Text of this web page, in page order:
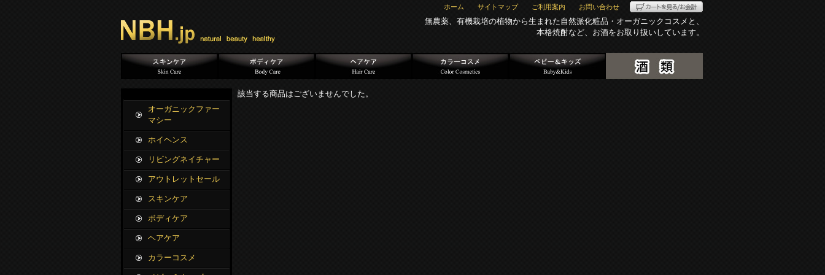
ホーム サイトマップ ご利用案内 お問い合わせ
無農薬、有機栽培の植物から生まれた自然派化粧品・オーガニックコスメと、
本格焼酎など、お酒をお取り扱いしています。
該当する商品はございませんでした。
オーガニックファー
マシー
ホイヘンス
リビングネイチャー
アウトレットセール
スキンケア
ボディケア
ヘアケア
カラーコスメ